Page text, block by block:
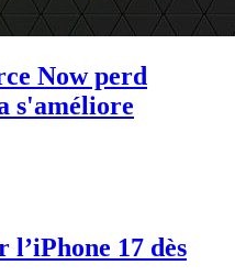
Now perd
s'améliore
l’iPhone 17 dès